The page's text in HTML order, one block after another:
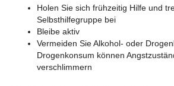
Holen Sie sich frühzeitig Hilfe und
Selbsthilfegruppe bei
Bleibe aktiv
Vermeiden Sie Alkohol- oder
Drogenkonsum können
verschlimmern